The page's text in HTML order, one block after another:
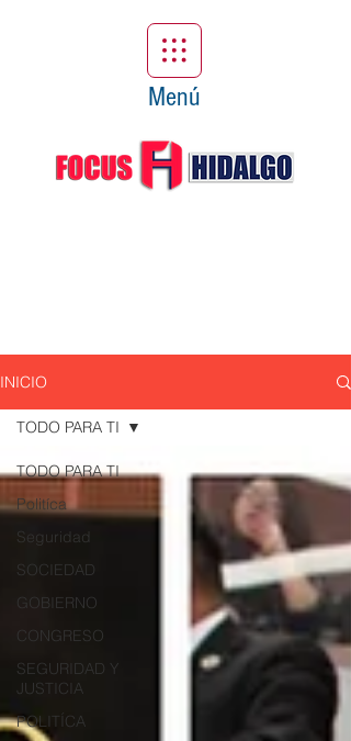
Menú
INICIO
TODO PARA TI
Politíca
Seguridad
SOCIEDAD
GOBIERNO
CONGRESO
SEGURIDAD Y
JUSTICIA
POLITÍCA
TODO PARA TI